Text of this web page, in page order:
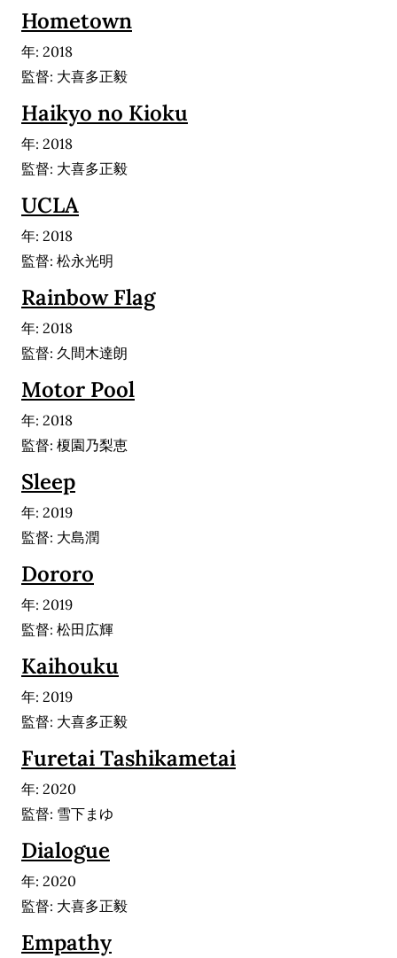
Hometown
年: 2018
監督: 大喜多正毅
Haikyo no Kioku
年: 2018
監督: 大喜多正毅
UCLA
年: 2018
監督: 松永光明
Rainbow Flag
年: 2018
監督: 久間木達朗
Motor Pool
年: 2018
監督: 榎園乃梨恵
Sleep
年: 2019
監督: 大島潤
Dororo
年: 2019
監督: 松田広輝
Kaihouku
年: 2019
監督: 大喜多正毅
Furetai Tashikametai
年: 2020
監督: 雪下まゆ
Dialogue
年: 2020
監督: 大喜多正毅
Empathy